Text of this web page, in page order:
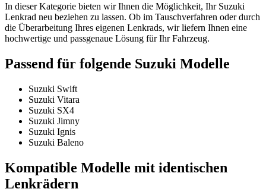
In dieser Kategorie bieten wir Ihnen die Möglichkeit, Ihr Suzuki
Lenkrad neu beziehen zu lassen. Ob im Tauschverfahren oder durch
die Überarbeitung Ihres eigenen Lenkrads, wir liefern Ihnen eine
hochwertige und passgenaue Lösung für Ihr Fahrzeug.
Passend für folgende Suzuki Modelle
Suzuki Swift
Suzuki Vitara
Suzuki SX4
Suzuki Jimny
Suzuki Ignis
Suzuki Baleno
Kompatible Modelle mit identischen
Lenkrädern